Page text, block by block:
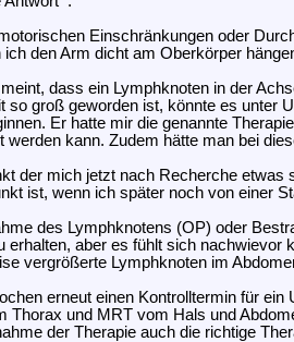
Einschränkungen oder
ich den Arm dicht am Oberkörper
dass ein Lymphknoten in der
so groß geworden ist, könnte es unter
Er hatte mir die genannte
werden kann. Zudem hätte man bei
der mich jetzt nach Recherche
ist, wenn ich später noch von einer
des Lymphknotens (OP) oder
erhalten, aber es fühlt sich nachwievor
vergrößerte Lymphknoten im
erneut einen Kontrolltermin für
Thorax und MRT vom Hals und
der Therapie auch die richtige